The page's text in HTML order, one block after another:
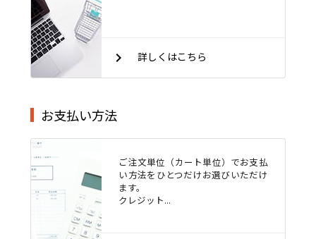
keyboard_arrow_right 詳しくはこちら
お支払い方法
ご注文単位（カート単位）でお支払
い方法をひとつだけお選びいただけ
ます。
クレジット...